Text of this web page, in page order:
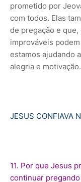
prometido por
com todos. Elas
de pregação e que,
improváveis
estamos ajudando
alegria e motivação.
JESUS CONFIAVA
11. Por que Jesus
continuar